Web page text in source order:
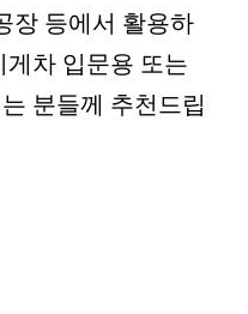
장 등에서 활용하
차 입문용 또는
분들께 추천드립